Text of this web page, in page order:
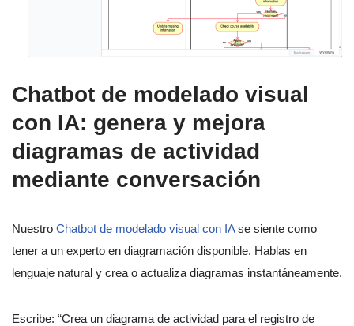
Chatbot de modelado visual
con IA: genera y mejora
diagramas de actividad
mediante conversación
Nuestro Chatbot de modelado visual con IAse siente como
tener a un experto en diagramación disponible. Hablas en
lenguaje natural y crea o actualiza diagramas instantáneamente.
Escribe: “Crea un diagrama de actividad para el registro de